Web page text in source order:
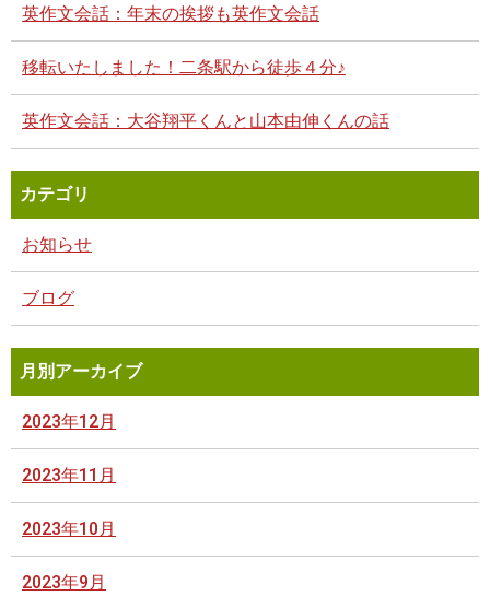
英作文会話：年末の挨拶も英作文会話
移転いたしました！二条駅から徒歩４分♪
英作文会話：大谷翔平くんと山本由伸くんの話
カテゴリ
お知らせ
ブログ
月別アーカイブ
2023年12月
2023年11月
2023年10月
2023年9月